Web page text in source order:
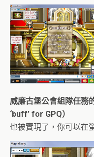
威廉古堡公會組隊任務
‘buff’ for GPQ）
也被實現了，你可以在